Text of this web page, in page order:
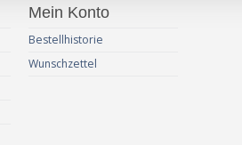
Mein Konto
Bestellhistorie
Wunschzettel